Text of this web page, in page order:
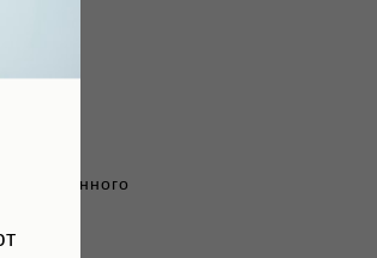
крашенного